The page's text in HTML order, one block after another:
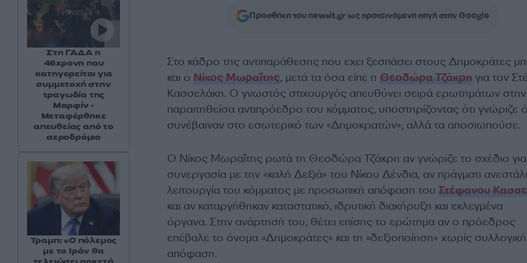
Προσθήκη του newsit.gr ως προτεινόμενη πηγή στην Google
Στο κάδρο της αντιπαράθεσης που εχει ξεσπάσει στους Δημοκράτες
και ο Νίκος Μωραΐτης, μετά τα όσα είπε η Θεοδώρα Τζάκρη για τον
Κασσελάκη. Ο γνωστός στιχουργός απευθύνει σειρά ερωτημάτων στην
παραιτηθείσα αντιπρόεδρο του κόμματος, υποστηρίζοντας ότι γνώριζε
συνέβαιναν στο εσωτερικό των «Δημοκρατών», αλλά τα αποσιωπούσε.
Ο Νίκος Μωραΐτης ρωτά τη Θεοδώρα Τζάκρη αν γνώριζε το σχέδιο για
συνεργασία με την «καλή Δεξιά» του Νίκου Δένδια, αν πράγματι
λειτουργία του κόμματος με προσωπική απόφαση του Στέφανου
και αν καταργήθηκαν καταστατικό, ιδρυτική διακήρυξη και εκλεγμένα
όργανα. Στην ανάρτησή του, θέτει επίσης το ερώτημα αν ο πρόεδρος
επέβαλε το όνομα «Δημοκράτες» και τη «δεξιοποίηση» χωρίς συλλογική
απόφαση.
Στη ΓΑΔΑ η
46χρονη που
κατηγορείται για
συμμετοχή στην
τραγωδία της
Μαρφίν -
Μεταφέρθηκε
απευθείας από το
αεροδρόμιο
Τραμπ: «Ο πόλεμος
με το Ιράν θα